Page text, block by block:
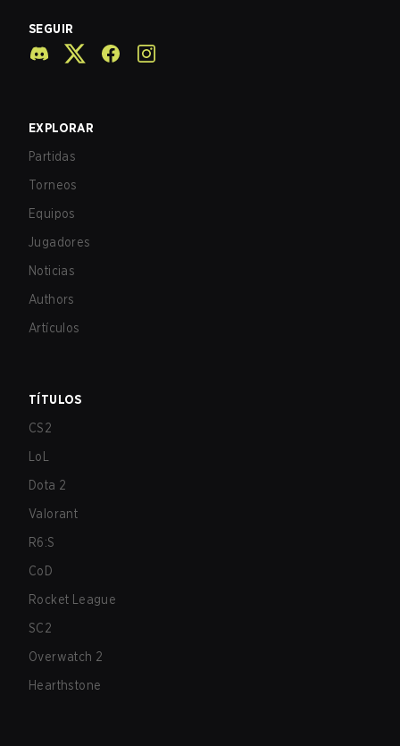
SEGUIR
EXPLORAR
Partidas
Torneos
Equipos
Jugadores
Noticias
Authors
Artículos
TÍTULOS
CS2
LoL
Dota 2
Valorant
R6:S
CoD
Rocket League
SC2
Overwatch 2
Hearthstone